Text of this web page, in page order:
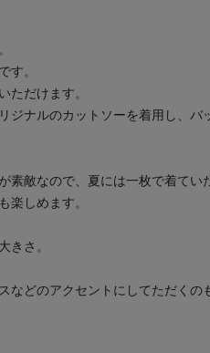
す。
ただけます。
ナルのカットソーを着用し、バ
素敵なので、夏には一枚で着てい
楽しめます。
きさ。
などのアクセントにしてただくの